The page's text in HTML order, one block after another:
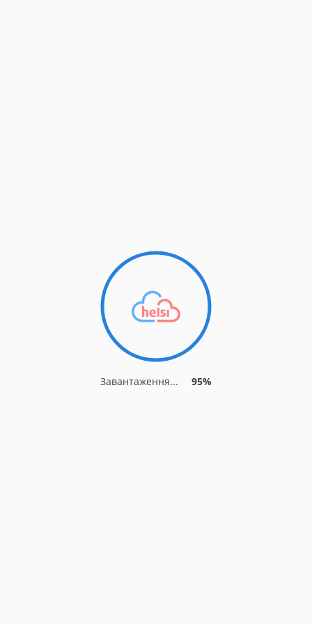
Завантаження... 95%